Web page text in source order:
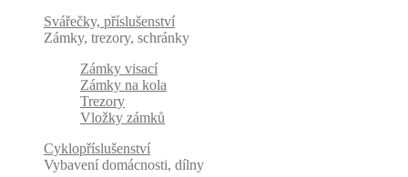
Svářečky, příslušenství
Zámky, trezory, schránky
Zámky visací
Zámky na kola
Trezory
Vložky zámků
Cyklopříslušenství
Vybavení domácnosti, dílny